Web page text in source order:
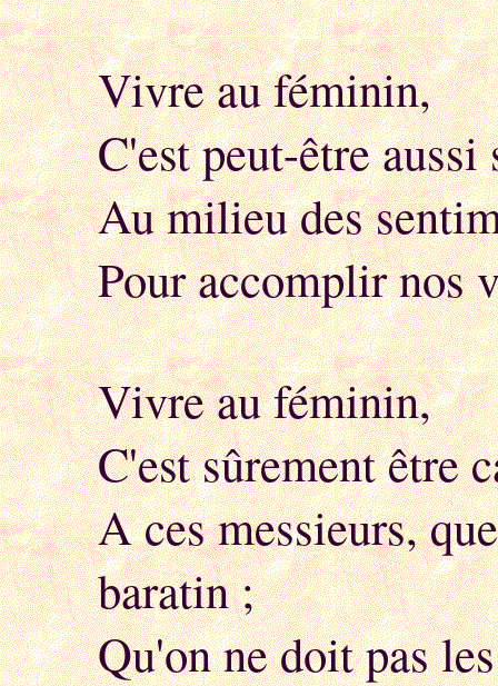
Vivre au féminin,
C'est peut-être
Au milieu des
Pour accomplir nos
Vivre au féminin,
C'est sûrement être
A ces messieurs,
baratin ;
Qu'on ne doit pas